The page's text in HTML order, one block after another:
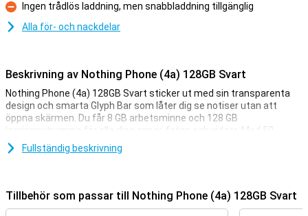
Nackdelar
Ingen trådlös laddning, men snabbladdning tillgänglig
Alla för- och nackdelar
Beskrivning av Nothing Phone (4a) 128GB Svart
Nothing Phone (4a) 128GB Svart sticker ut med sin transparenta
design och smarta Glyph Bar som låter dig se notiser utan att
öppna skärmen. Du får 8 GB arbetsminne och 128 GB
lagringsutrymme för alla dina appar, foton och videor. Med 50-
megapixelkameran och den kraftfulla zoomen kan du ta skarpa
bilder, även från långt håll. Den stora 6,78-tums AMOLED-skärmen
Unik design
Fullständig beskrivning
Tillbehör som passar till Nothing Phone (4a) 128GB Svart